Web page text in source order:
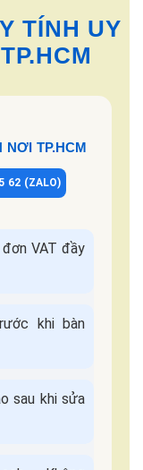
TÍNH UY
NƠI TP.HCM
62 (ZALO)
VAT đầy
khi bàn
sau khi sửa